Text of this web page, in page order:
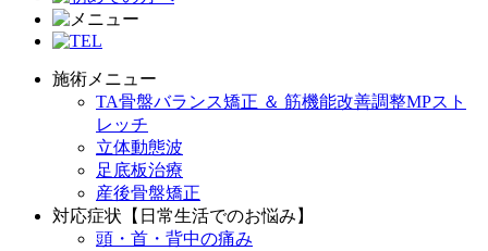
施術メニュー
TA骨盤バランス矯正 ＆ 筋機能改善調整MPスト
レッチ
立体動態波
足底板治療
産後骨盤矯正
対応症状【日常生活でのお悩み】
頭・首・背中の痛み